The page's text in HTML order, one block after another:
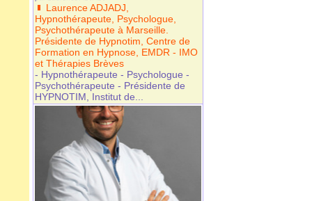
Laurence ADJADJ,
Hypnothérapeute, Psychologue,
Psychothérapeute à Marseille.
Présidente de Hypnotim, Centre de
Formation en Hypnose, EMDR - IMO
et Thérapies Brèves
- Hypnothérapeute - Psychologue -
Psychothérapeute - Présidente de
HYPNOTIM, Institut de...